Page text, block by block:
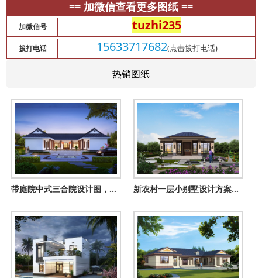
== 加微信查看更多图纸 ==
加微信号 tuzhi235
拨打电话 15633717682(点击拨打电话)
热销图纸
带庭院中式三合院设计图，国人的理想住宅 新农村一层小别墅设计方案，四卧二厅耐看实用，方便打扫更便捷